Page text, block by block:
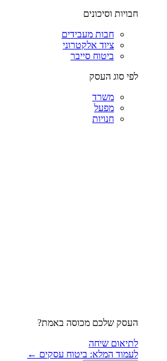
חבויות וסיכונים
חבות מעבידים
ציוד אלקטרוני
ביטוח סייבר
לפי סוג העסק
משרד
מפעל
חנויות
העסק שלכם מכוסה באמת?
לתיאום שיחה
לעמוד המלא: ביטוח עסקים ←